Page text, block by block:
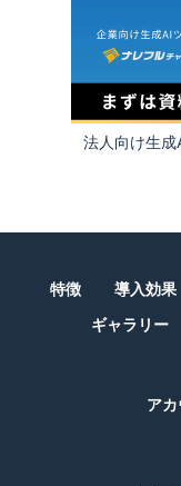
法人向け生成
特徴 導入効果
ギャラリー
ア